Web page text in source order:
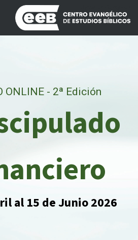
ONLINE - 2ª Edición
al 15 de Junio 2026